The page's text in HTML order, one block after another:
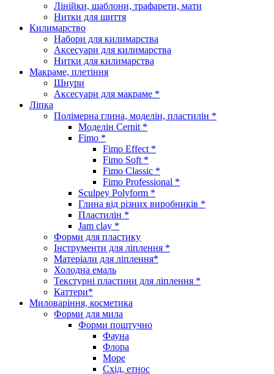
Лінійки, шаблони, трафарети, мати
Нитки для шиття
Килимарство
Набори для килимарства
Аксесуари для килимарства
Нитки для килимарства
Макраме, плетіння
Шнури
Аксесуари для макраме *
Ліпка
Полімерна глина, моделін, пластилін *
Моделін Cernit *
Fimo *
Fimo Effect *
Fimo Soft *
Fimo Classic *
Fimo Professional *
Sculpey Polyform *
Глина від різних виробників *
Пластилін *
Jam clay *
Форми для пластику
Інструменти для ліплення *
Матеріали для ліплення*
Холодна емаль
Текстурні пластини для ліплення *
Каттери*
Миловаріння, косметика
Форми для мила
Форми поштучно
Фауна
Флора
Море
Схід, етнос